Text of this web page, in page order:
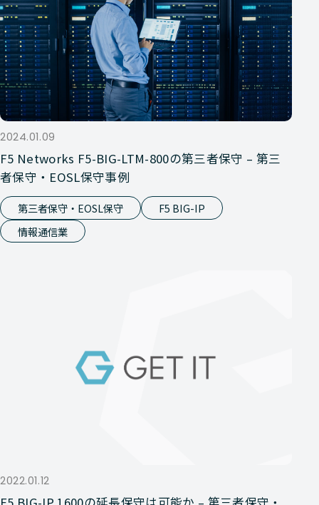
2024.01.09
F5 Networks F5-BIG-LTM-800の第三者保守 – 第三
者保守・EOSL保守事例
第三者保守・EOSL保守
F5 BIG-IP
情報通信業
2022.01.12